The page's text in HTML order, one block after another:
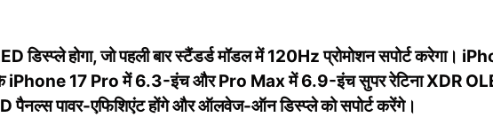
होगा, जो पहली बार स्टैंडर्ड मॉडल में 120Hz प्रोमोशन सपोर्ट करेगा।
iPhone 17 Pro में 6.3-इंच और Pro Max में 6.9-इंच सुपर रेटिना XDR
पैनल्स पावर-एफिशिएंट होंगे और ऑलवेज-ऑन डिस्प्ले को सपोर्ट करेंगे।